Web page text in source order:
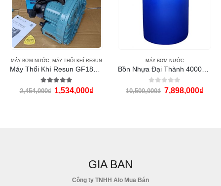
MÁY BƠM NƯỚC
0out of 5
10,500,000₫ 7,898,000₫
MÁY BƠM NƯỚC ,MÁY BƠM PANASONIC
0out of 5
2,080,000₫ 1,595,000₫
GIA BAN
Công ty TNHH Alo Mua Bán